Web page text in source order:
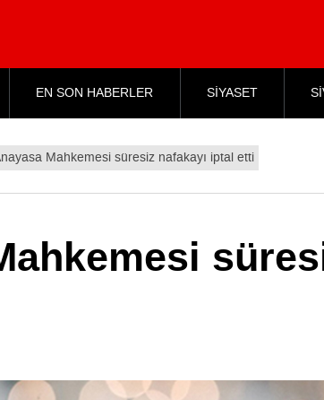
EN SON HABERLER SİYASET
Mahkemesi süresiz nafakayı iptal etti